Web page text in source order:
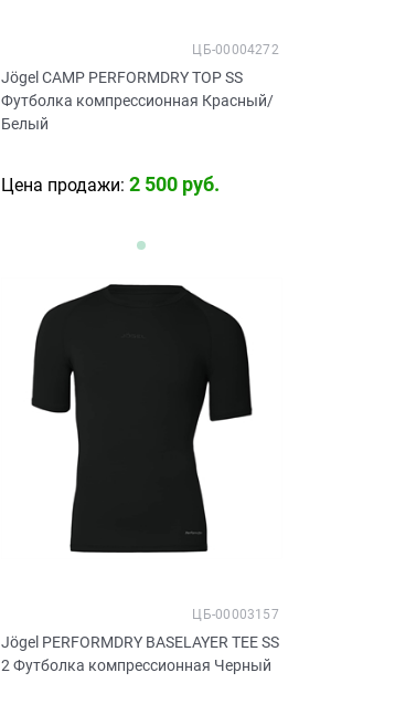
Jögel CAMP PERFORMDRY TOP SS
Футболка компрессионная Красный/
Белый
ЦБ-00004272
Цена продажи: 2 500 руб.
Jögel PERFORMDRY BASELAYER TEE SS
2 Футболка компрессионная Черный
ЦБ-00003157